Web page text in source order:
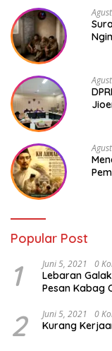
Popular Post
1 Juni 5, 2021 0
Lebaran
Pesan Kabag
2 Juni 5, 2021 0
Kurang